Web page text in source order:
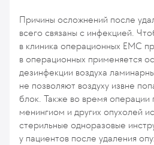
Причины осложнений после
всего связаны с инфекцией.
в клиника операционных ЕМС
в операционных применяется
дезинфекции воздуха
не позволяют воздуху извне
блок. Также во время операции
менингиом и других опухолей
стерильные одноразовые
у пациентов после удаления